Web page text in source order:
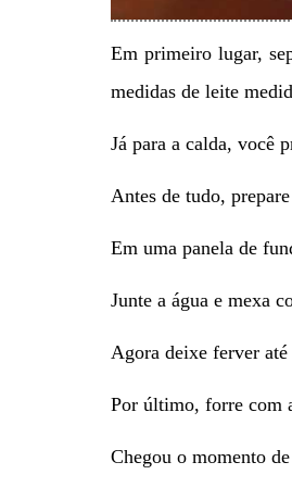
Em primeiro lugar,
medidas de leite
Já para a calda, você
Antes de tudo,
Em uma panela de
Junte a água e mexa
Agora deixe ferver até
Por último, forre com
Chegou o momento